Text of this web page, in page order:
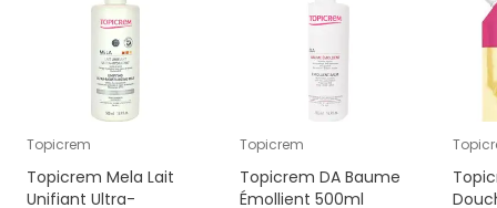
Topicrem
Topicrem Mela Lait
Unifiant Ultra-
Topicrem
Topicrem DA Baume
Émollient 500ml